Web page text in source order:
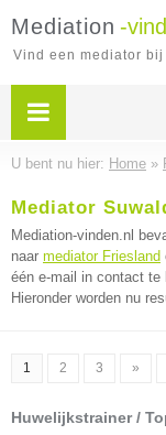
Mediation -
Vind een mediator
U bent nu hier: Home »
Mediator
Mediation-vinden.nl
naar mediator Friesland
één e-mail in contact te
Hieronder worden nu
1 2 3 »
Huwelijkstrainer /